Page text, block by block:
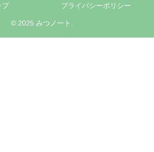
プ
プライバシーポリシー
© 2025 みつノート.